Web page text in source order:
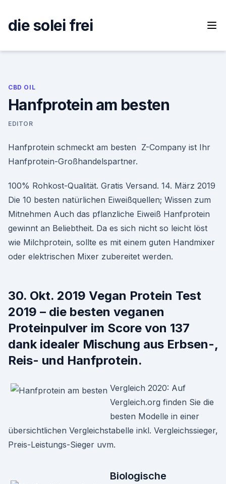
content
die solei frei
CBD OIL
Hanfprotein am besten
EDITOR
Hanfprotein schmeckt am besten Z-Company ist Ihr
Hanfprotein-Großhandelspartner.
100% Rohkost-Qualität. Gratis Versand. 14. März 2019
Die 10 besten natürlichen Eiweißquellen; Wissen zum
Mitnehmen Auch das pflanzliche Eiweiß Hanfprotein
gewinnt an Beliebtheit. Da es sich nicht so leicht löst
wie Milchprotein, sollte es mit einem guten Handmixer
oder elektrischen Mixer zubereitet werden.
30. Okt. 2019 Vegan Protein Test
2019 – die besten veganen
Proteinpulver im Score von 137
dank idealer Mischung aus Erbsen-,
Reis- und Hanfprotein.
Vergleich 2020: Auf
Vergleich.org finden Sie die
besten Modelle in einer
übersichtlichen Vergleichstabelle inkl. Vergleichssieger,
Preis-Leistungs-Sieger uvm.
Biologische